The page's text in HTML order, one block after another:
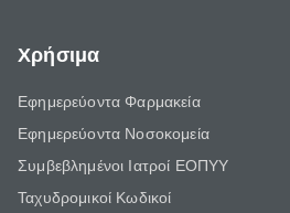
Χρήσιμα
Εφημερεύοντα Φαρμακεία
Εφημερεύοντα Νοσοκομεία
Συμβεβλημένοι Ιατροί ΕΟΠΥΥ
Ταχυδρομικοί Κωδικοί